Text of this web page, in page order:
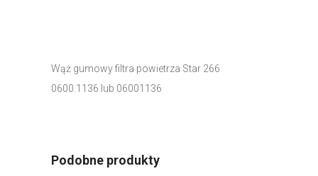
Wąż gumowy filtra powietrza Star 266
0600.1136 lub 06001136
Podobne produkty